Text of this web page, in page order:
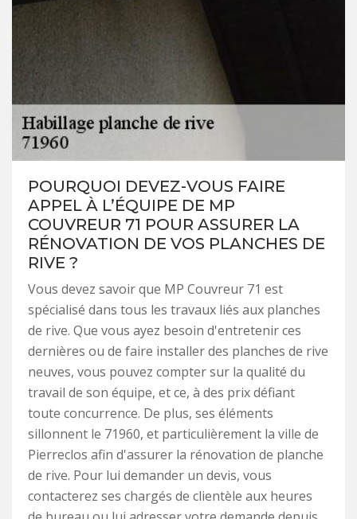
POURQUOI DEVEZ-VOUS FAIRE
APPEL À L’ÉQUIPE DE MP
COUVREUR 71 POUR ASSURER LA
RÉNOVATION DE VOS PLANCHES DE
RIVE ?
Vous devez savoir que MP Couvreur 71 est
spécialisé dans tous les travaux liés aux planches
de rive. Que vous ayez besoin d'entretenir ces
dernières ou de faire installer des planches de rive
neuves, vous pouvez compter sur la qualité du
travail de son équipe, et ce, à des prix défiant
toute concurrence. De plus, ses éléments
sillonnent le 71960, et particulièrement la ville de
Pierreclos afin d'assurer la rénovation de planche
de rive. Pour lui demander un devis, vous
contacterez ses chargés de clientèle aux heures